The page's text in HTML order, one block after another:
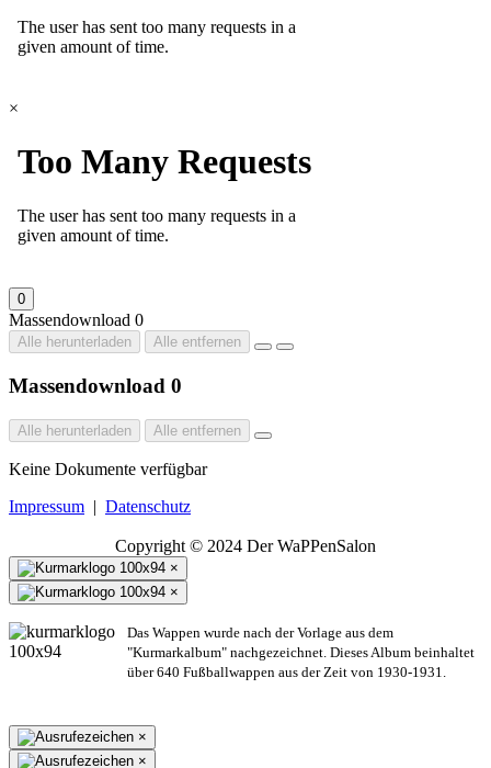
×
0
Massendownload 0
Alle herunterladen Alle entfernen
Massendownload 0
Alle herunterladen Alle entfernen
Keine Dokumente verfügbar
Impressum | Datenschutz
Copyright © 2024 Der WaPPenSalon
×
×
Das Wappen wurde nach der Vorlage aus dem
"Kurmarkalbum" nachgezeichnet. Dieses Album beinhaltet
über 640 Fußballwappen aus der Zeit von 1930-1931.
×
×